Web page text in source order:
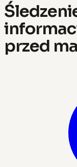
przed